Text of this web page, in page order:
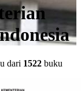
dari 1522 buku